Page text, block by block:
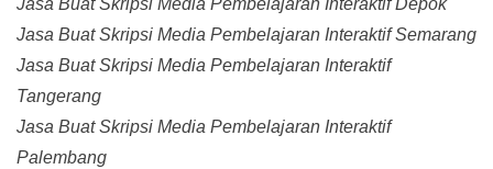
Jasa Buat Skripsi Media Pembelajaran Interaktif Depok
Jasa Buat Skripsi Media Pembelajaran Interaktif Semarang
Jasa Buat Skripsi Media Pembelajaran Interaktif
Tangerang
Jasa Buat Skripsi Media Pembelajaran Interaktif
Palembang